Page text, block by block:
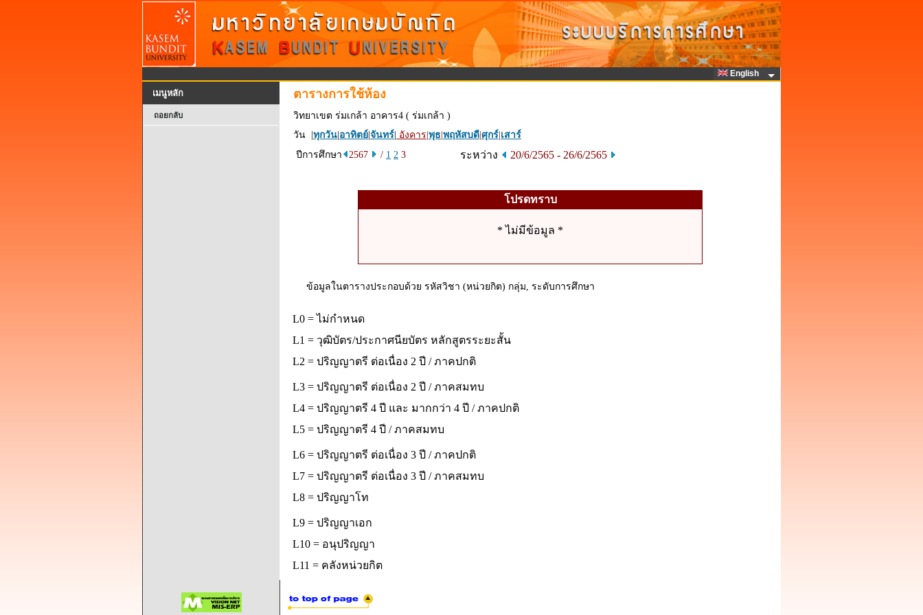
English
เมนูหลัก
ถอยกลับ
ตารางการใช้ห้อง
วิทยาเขต ร่มเกล้า อาคาร4 ( ร่มเกล้า )
วัน | ทุกวัน อาทิตย์ จันทร์ อังคาร พุธ พฤหัสบดี ศุกร์ เสาร์
ปีการศึกษา
2567 / 1 2 3 ระหว่าง 20/6/2565 - 26/6/2565
โปรดทราบ
* ไม่มีข้อมูล *
ข้อมูลในตารางประกอบด้วย รหัสวิชา (หน่วยกิต) กลุ่ม, ระดับการศึกษา
L0 = ไม่กำหนด
L1 = วุฒิบัตร/ประกาศนียบัตร หลักสูตรระยะสั้น
L2 = ปริญญาตรี ต่อเนื่อง 2 ปี / ภาคปกติ
L3 = ปริญญาตรี ต่อเนื่อง 2 ปี / ภาคสมทบ
L4 = ปริญญาตรี 4 ปี และ มากกว่า 4 ปี / ภาคปกติ
L5 = ปริญญาตรี 4 ปี / ภาคสมทบ
L6 = ปริญญาตรี ต่อเนื่อง 3 ปี / ภาคปกติ
L7 = ปริญญาตรี ต่อเนื่อง 3 ปี / ภาคสมทบ
L8 = ปริญญาโท
L9 = ปริญญาเอก
L10 = อนุปริญญา
L11 = คลังหน่วยกิต